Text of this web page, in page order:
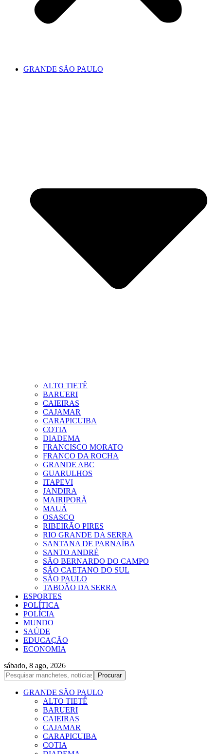
GRANDE SÃO PAULO
ALTO TIETÊ
BARUERI
CAIEIRAS
CAJAMAR
CARAPICUIBA
COTIA
DIADEMA
FRANCISCO MORATO
FRANCO DA ROCHA
GRANDE ABC
GUARULHOS
ITAPEVI
JANDIRA
MAIRIPORÃ
MAUÁ
OSASCO
RIBEIRÃO PIRES
RIO GRANDE DA SERRA
SANTANA DE PARNAÍBA
SANTO ANDRÉ
SÃO BERNARDO DO CAMPO
SÃO CAETANO DO SUL
SÃO PAULO
TABOÃO DA SERRA
ESPORTES
POLÍTICA
POLÍCIA
MUNDO
SAÚDE
EDUCAÇÃO
ECONOMIA
sábado, 8 ago, 2026
GRANDE SÃO PAULO
ALTO TIETÊ
BARUERI
CAIEIRAS
CAJAMAR
CARAPICUIBA
COTIA